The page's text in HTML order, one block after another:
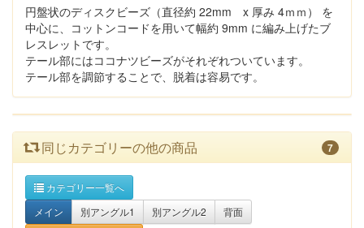
円盤状のディスクビーズ（直径約 22mm x 厚み 4ｍｍ） を
中心に、コットンコードを用いて幅約 9mm に編み上げたブ
レスレットです。
テール部にはココナツビーズがそれぞれついています。
テール部を調節することで、脱着は容易です。
同じカテゴリーの他の商品 7
カテゴリー一覧へ
メイン
別アングル1 別アングル2
背面